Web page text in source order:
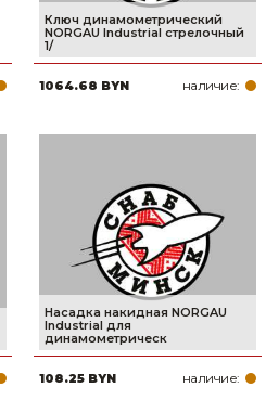
Ключ динамометрический
NORGAU Industrial стрелочный
1/
1064.68 BYN наличие:
Насадка накидная NORGAU
Industrial для
динамометрическ
108.25 BYN наличие: